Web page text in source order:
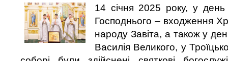
14 січня 2025 року, у день
Господнього – входження
народу Завіта, а також у
Василія Великого, у